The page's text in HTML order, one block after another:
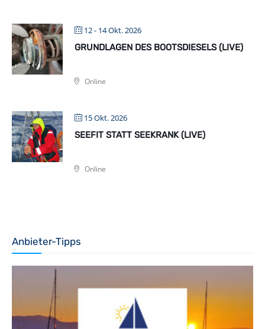
12 - 14 Okt. 2026
GRUNDLAGEN DES BOOTSDIESELS (LIVE)
Online
15 Okt. 2026
SEEFIT STATT SEEKRANK (LIVE)
Online
Anbieter-Tipps